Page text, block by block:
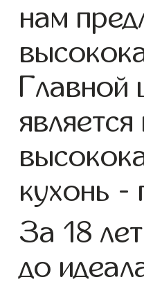
нам
Главной
кухонь -
За 18
до